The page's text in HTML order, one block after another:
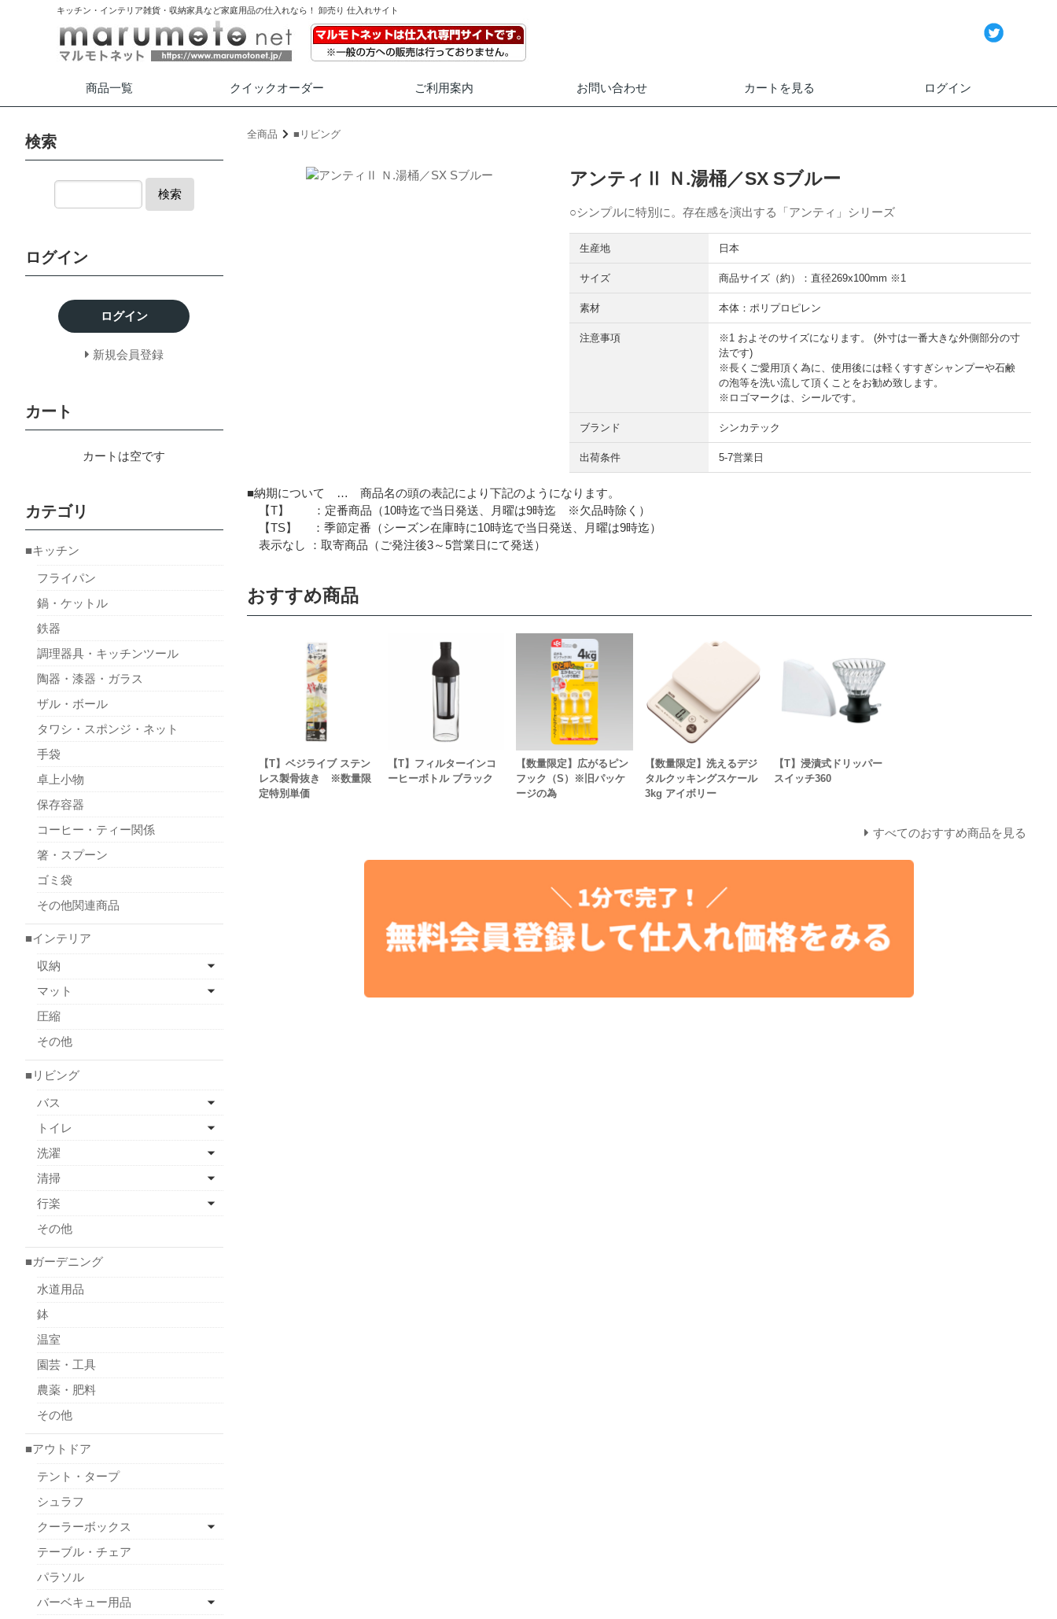
キッチン・インテリア雑貨・収納家具など家庭用品の仕入れなら！ 卸売り 仕入れサイト
商品一覧 クイックオーダー ご利用案内 お問い合わせ カートを見る ログイン
全商品 ■リビング
アンティⅡ Ｎ.湯桶／SX Sブルー
○シンプルに特別に。存在感を演出する「アンティ」シリーズ
生産地 日本
サイズ 商品サイズ（約）：直径269x100mm ※1
素材 本体：ポリプロピレン
注意事項
※1 およそのサイズになります。 (外寸は一番大きな外側部分の寸
法です)
※長くご愛用頂く為に、使用後には軽くすすぎシャンプーや石鹸
の泡等を洗い流して頂くことをお勧め致します。
※ロゴマークは、シールです。
ブランド シンカテック
出荷条件 5-7営業日
■納期について … 商品名の頭の表記により下記のようになります。
【T】 ：定番商品（10時迄で当日発送、月曜は9時迄 ※欠品時除く）
【TS】 ：季節定番（シーズン在庫時に10時迄で当日発送、月曜は9時迄）
表示なし ：取寄商品（ご発注後3～5営業日にて発送）
おすすめ商品
【T】ベジライブ ステン
レス製骨抜き ※数量限
定特別単価
【T】フィルターインコ
ーヒーボトル ブラック
【数量限定】広がるピン
フック（S）※旧パッケ
ージの為
【数量限定】洗えるデジ
タルクッキングスケール
3kg アイボリー
【T】浸漬式ドリッパー
スイッチ360
すべてのおすすめ商品を見る
検索
検索
ログイン
ログイン
新規会員登録
カート
カートは空です
カテゴリ
■キッチン
フライパン
鍋・ケットル
鉄器
調理器具・キッチンツール
陶器・漆器・ガラス
ザル・ボール
タワシ・スポンジ・ネット
手袋
卓上小物
保存容器
コーヒー・ティー関係
箸・スプーン
ゴミ袋
その他関連商品
■インテリア
収納
マット
圧縮
その他
■リビング
バス
トイレ
洗濯
清掃
行楽
その他
■ガーデニング
水道用品
鉢
温室
園芸・工具
農薬・肥料
その他
■アウトドア
テント・タープ
シュラフ
クーラーボックス
テーブル・チェア
パラソル
バーベキュー用品